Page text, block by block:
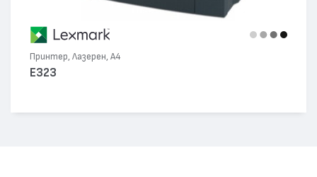
Принтер, Лазерен, А4
E323